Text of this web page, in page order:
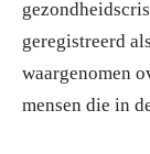
geregistreerd
waargenomen
mensen die in